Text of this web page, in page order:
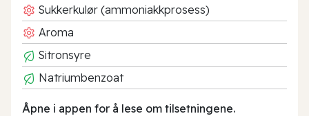
Sukkerkulør (ammoniakkprosess)
Aroma
Sitronsyre
Natriumbenzoat
Åpne i appen for å lese om tilsetningene.